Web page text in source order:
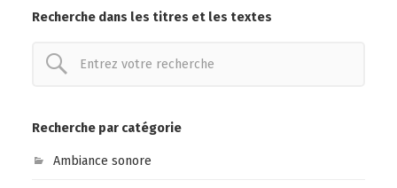
Recherche dans les titres et les textes
Recherche par catégorie
Ambiance sonore